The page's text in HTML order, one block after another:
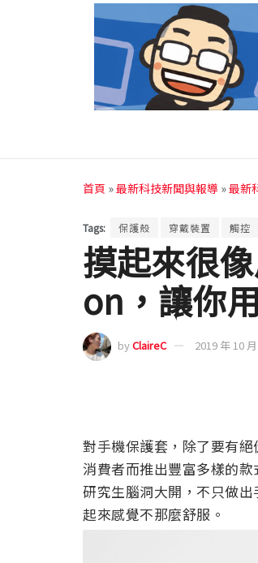
首頁 »最新科技新聞與報導 »最新
Tags: 保護殼 穿戴裝置 觸控
摸起來很
on，讓你
byClaireC 2019 年 10
對手機保護套，除了要有
消費者而推出豐富多樣的
研究生腦洞大開，不只做
起來感覺不那麼舒服。